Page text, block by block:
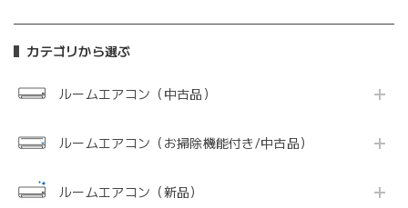
カテゴリから選ぶ
ルームエアコン（中古品）
ルームエアコン（お掃除機能付き/中古品）
ルームエアコン（新品）